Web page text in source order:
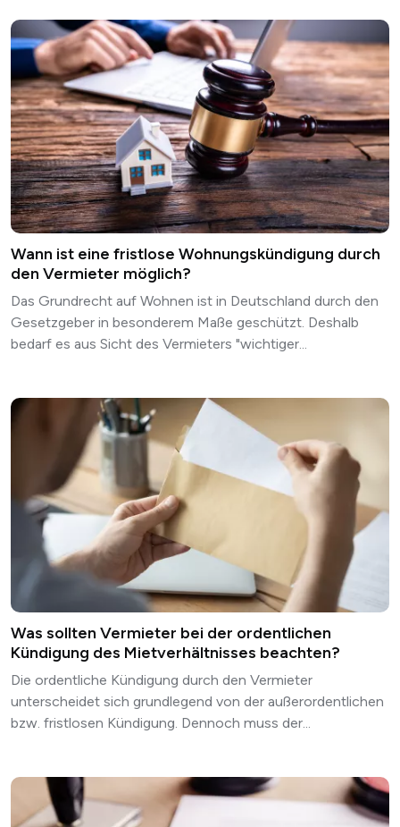
Wann ist eine fristlose Wohnungskündigung durch
den Vermieter möglich?
Das Grundrecht auf Wohnen ist in Deutschland durch den
Gesetzgeber in besonderem Maße geschützt. Deshalb
bedarf es aus Sicht des Vermieters "wichtiger...
Was sollten Vermieter bei der ordentlichen
Kündigung des Mietverhältnisses beachten?
Die ordentliche Kündigung durch den Vermieter
unterscheidet sich grundlegend von der außerordentlichen
bzw. fristlosen Kündigung. Dennoch muss der...